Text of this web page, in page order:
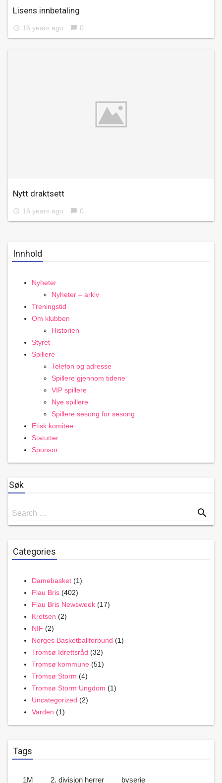
Lisens innbetaling
access_time 16 years ago chat_bubble 0
Nytt draktsett
access_time 16 years ago chat_bubble 0
Innhold
Nyheter
Nyheter – arkiv
Treningstid
Om klubben
Historien
Styret
Spillere
Telefon og adresse
Spillere gjennom tidene
VIP spillere
Nye spillere
Spillere sesong for sesong
Etisk komitee
Statutter
Sponsor
Søk
Search
for
Search … search
Categories
Damebasket (1)
Flau Bris (402)
Flau Bris Newsweek (17)
Kretsen (2)
NIF (2)
Norges Basketballforbund (1)
Tromsø Idrettsråd (32)
Tromsø kommune (51)
Tromsø Storm (4)
Tromsø Storm Ungdom (1)
Uncategorized (2)
Varden (1)
Tags
1M 2. divisjon herrer byserie